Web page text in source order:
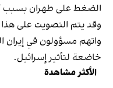
الضغط على طهران بسبب
وقد يتم التصويت على هذا القرار
واتهم مسؤولون في إيران
خاضعة لتأثير إسرائيل.
الأكثر مشاهدة